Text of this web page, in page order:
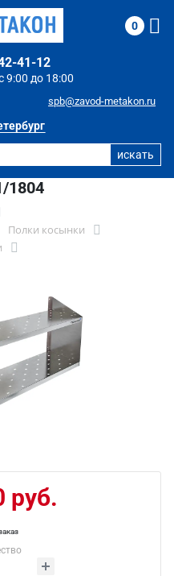
9:00 до 18:00
41-12
spb@zavod-metakon.ru
0
1804
Полки косынки
руб.